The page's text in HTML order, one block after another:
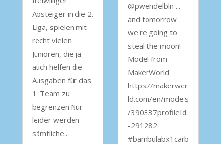
Absteiger in die 2.
Liga, spielen mit
recht vielen
Junioren, die ja
auch helfen die
Ausgaben für das
1. Team zu
begrenzen.Nur
leider werden
sämtliche...
@pwendelbln ...
and tomorrow
we're going to
steal the moon!
Model from
MakerWorld
https://makerwor
ld.com/en/models
/390337profileId
-291282
#bambulabx1carb